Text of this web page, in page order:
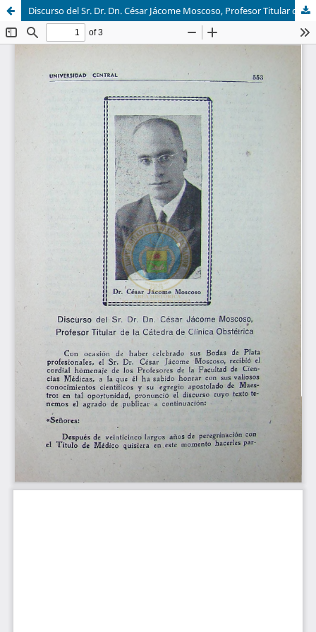
Discurso del Sr. Dr. Dn. César Jácome Moscoso, Profesor Titular de la Cátedra de Clínica Obstétrica